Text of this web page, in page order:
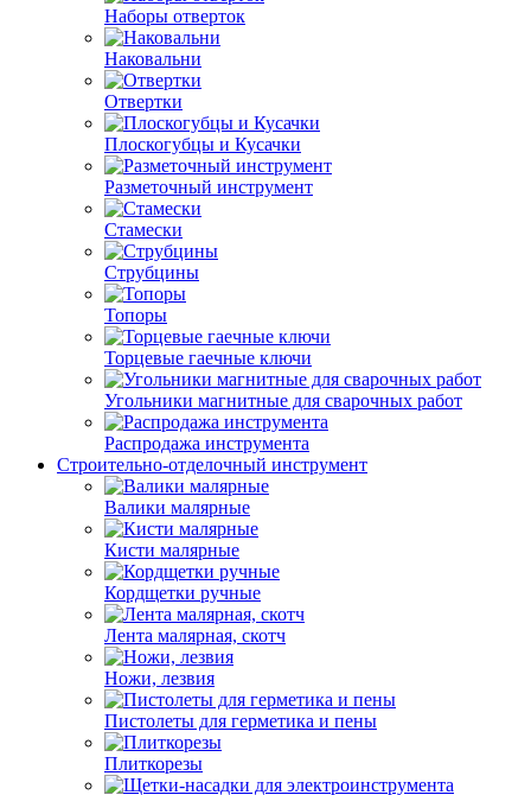
Наборы отверток
Наковальни
Отвертки
Плоскогубцы и Кусачки
Разметочный инструмент
Стамески
Струбцины
Топоры
Торцевые гаечные ключи
Угольники магнитные для сварочных работ
Распродажа инструмента
Строительно-отделочный инструмент
Валики малярные
Кисти малярные
Кордщетки ручные
Лента малярная, скотч
Ножи, лезвия
Пистолеты для герметика и пены
Плиткорезы